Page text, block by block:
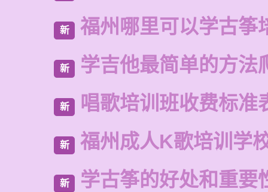
新 福州哪里可以学古筝
新 学吉他最简单的方法
新 唱歌培训班收费标准
新 福州成人K歌培训学
新 学古筝的好处和重要